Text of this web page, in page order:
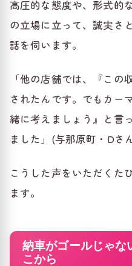
高圧的な態度や、形式的
の立場に立って、誠実さ
話を伺います。
「他の店舗では、『こ
されたんです。でもカー
緒に考えましょう』と言
ました」(与那原町・Dさ
こうした声をいただくた
ます。
納車がゴールじゃな
こから